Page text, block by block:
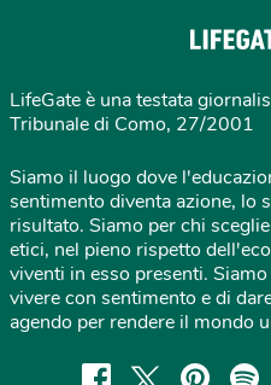
LifeGate è una testata
Tribunale di Como, 27/2001
Siamo il luogo dove
sentimento diventa azione, lo
risultato. Siamo per chi
etici, nel pieno rispetto
viventi in esso presenti.
vivere con sentimento e di
agendo per rendere il mondo